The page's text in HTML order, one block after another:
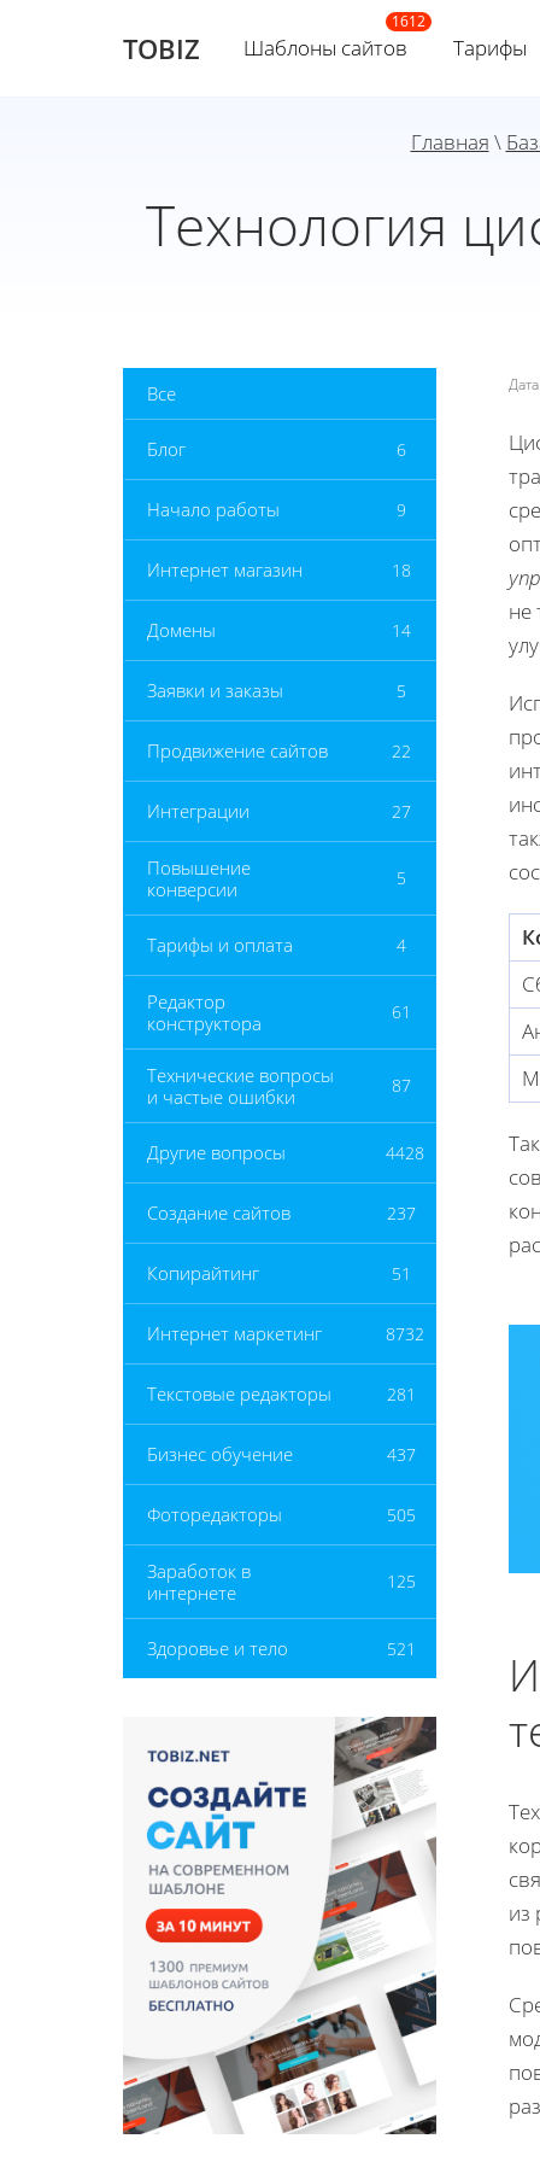
TOBIZ Шаблоны сайтов Тарифы
Главная \
Технология
Все
Блог 6
Начало работы 9
Интернет магазин 18
Домены 14
Заявки и заказы 5
Продвижение сайтов 22
Интеграции 27
Повышение
конверсии
5
Тарифы и оплата 4
Редактор
конструктора
61
Технические вопросы
и частые ошибки
87
Другие вопросы 4428
Создание сайтов 237
Копирайтинг 51
Интернет маркетинг 8732
Текстовые редакторы 281
Бизнес обучение 437
Фоторедакторы 505
Заработок в
интернете
125
Здоровье и тело 521
не
из